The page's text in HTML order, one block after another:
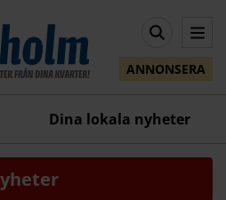
ANNONSERA
Dina lokala nyheter